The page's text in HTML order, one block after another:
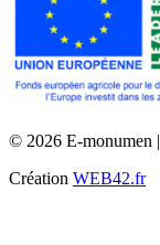
© 2026 E-monumen |
Création WEB42.fr